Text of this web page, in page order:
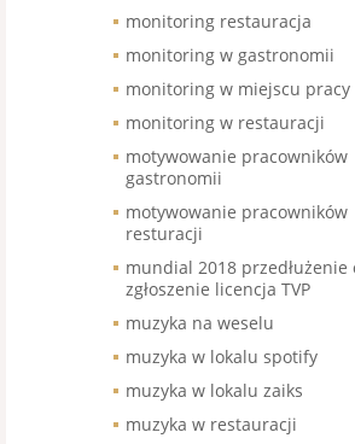
monitoring restauracja
monitoring w gastronomii
monitoring w miejscu pracy
monitoring w restauracji
motywowanie pracowników
gastronomii
motywowanie pracowników
resturacji
mundial 2018 przedłużenie
zgłoszenie licencja TVP
muzyka na weselu
muzyka w lokalu spotify
muzyka w lokalu zaiks
muzyka w restauracji